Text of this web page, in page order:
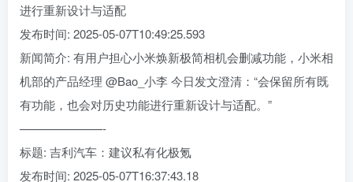
进行重新设计与适配
发布时间: 2025-05-07T10:49:25.593
新闻简介: 有用户担心小米焕新极简相机会删减功能，小米相
机部的产品经理 @Bao_小李 今日发文澄清：“会保留所有既
有功能，也会对历史功能进行重新设计与适配。”
———————-
标题: 吉利汽车：建议私有化极氪
发布时间: 2025-05-07T16:37:43.18